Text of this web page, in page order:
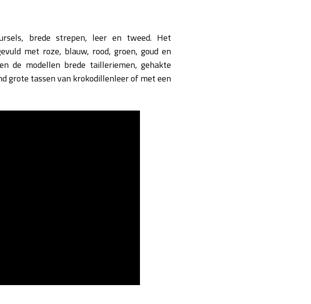
brede strepen, leer en tweed. Het
met roze, blauw, rood, groen, goud en
de modellen brede tailleriemen, gehakte
grote tassen van krokodillenleer of met een